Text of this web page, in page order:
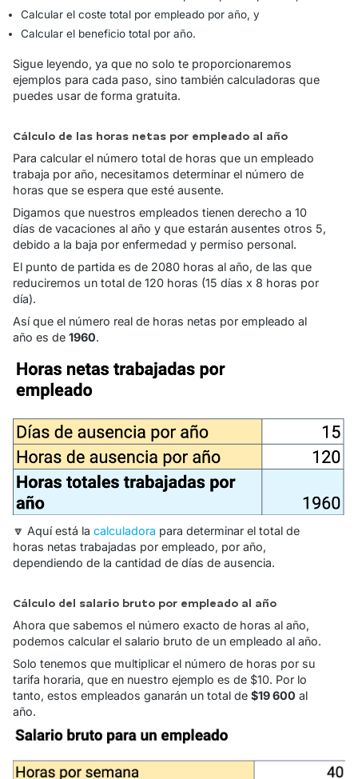
Calcular el coste total por empleado por año, y
Calcular el beneficio total por año.
Sigue leyendo, ya que no solo te proporcionaremos
ejemplos para cada paso, sino también calculadoras que
puedes usar de forma gratuita.
Cálculo de las horas netas por empleado al año
Para calcular el número total de horas que un empleado
trabaja por año, necesitamos determinar el número de
horas que se espera que esté ausente.
Digamos que nuestros empleados tienen derecho a 10
días de vacaciones al año y que estarán ausentes otros 5,
debido a la baja por enfermedad y permiso personal.
El punto de partida es de 2080 horas al año, de las que
reduciremos un total de 120 horas (15 días x 8 horas por
día).
Así que el número real de horas netas por empleado al
año es de 1960.
🔽 Aquí está la calculadora para determinar el total de
horas netas trabajadas por empleado, por año,
dependiendo de la cantidad de días de ausencia.
Cálculo del salario bruto por empleado al año
Ahora que sabemos el número exacto de horas al año,
podemos calcular el salario bruto de un empleado al año.
Solo tenemos que multiplicar el número de horas por su
tarifa horaria, que en nuestro ejemplo es de $10. Por lo
tanto, estos empleados ganarán un total de $19 600 al
año.